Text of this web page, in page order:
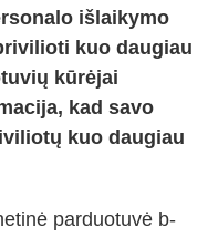
išlaikymo
kuo daugiau
kūrėjai
kad savo
kuo daugiau
parduotuvė b-